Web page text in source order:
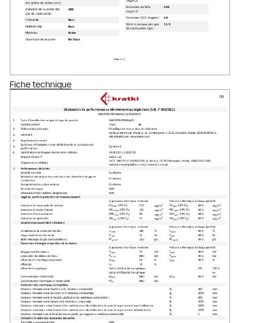
Fiche technique